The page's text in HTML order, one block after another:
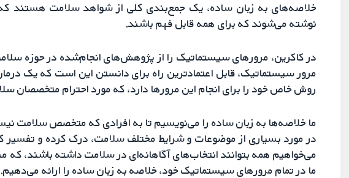
خلاصه‌های به زبان ساده، یک جمع‌بندی کلی از شواهد سلامت هستند که
نوشته می‌شوند که برای همه قابل فهم باشند.
در کاکرین، مرورهای سیستماتیک را از پژوهش‌های انجام‌شده در حوزه
مرور سیستماتیک، قابل اعتمادترین راه برای دانستن این است که یک
روش خاص خود را برای انجام این مرورها دارد، که مورد احترام متخصصان
ما خلاصه‌ها به زبان ساده را می‌نویسیم تا به افرادی که متخصص سلامت
در مورد بسیاری از موضوعات و شرایط مختلف سلامت، درک کرده و تفسیر
می‌خواهیم همه بتوانند انتخاب‌های آگاهانه‌ای در سلامت داشته باشند،
ما در تمام مرورهای سیستماتیک خود، خلاصه به زبان ساده را ارائه می‌دهیم.